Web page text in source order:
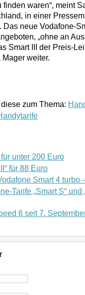
waren“, meint
in einer
neue Vodafone-
„ohne an
Smart III der Preis-
weiter.
zum Thema:
unter 200 Euro
für 88 Euro
Smart 4 turbo
Tarife „Smart S“ und
6 seit 7.